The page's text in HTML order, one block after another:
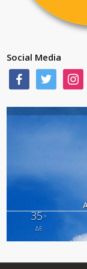
Social Media
35°
ΔΕ